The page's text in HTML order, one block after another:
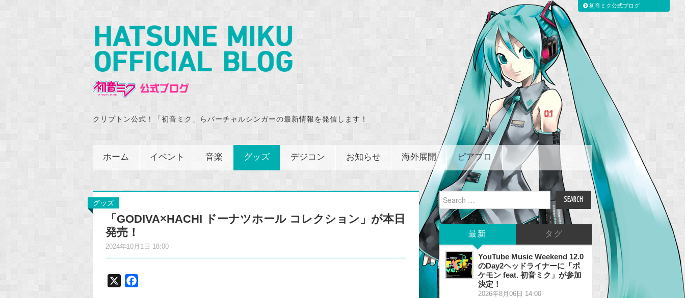
クリプトン公式！「初音ミク」らバーチャルシンガーの最新情報を発信します！
ホーム イベント 音楽 グッズ デジコン お知らせ 海外展開 ピアプロ
グッズ
「GODIVA×HACHI ドーナツホール コレクション」が本日
発売！
2024年10月1日 18:00
Search
for:
最新 タグ
YouTube Music Weekend 12.0
のDay2ヘッドライナーに「ポ
ケモン feat. 初音ミク」が参加
決定！
2026年8月06日 14:00
初音ミク公式ブログ